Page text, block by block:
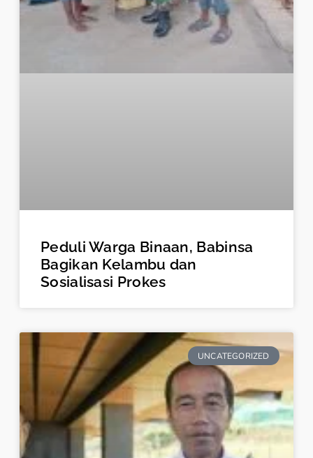
Peduli Warga Binaan, Babinsa
Bagikan Kelambu dan
Sosialisasi Prokes
UNCATEGORIZED